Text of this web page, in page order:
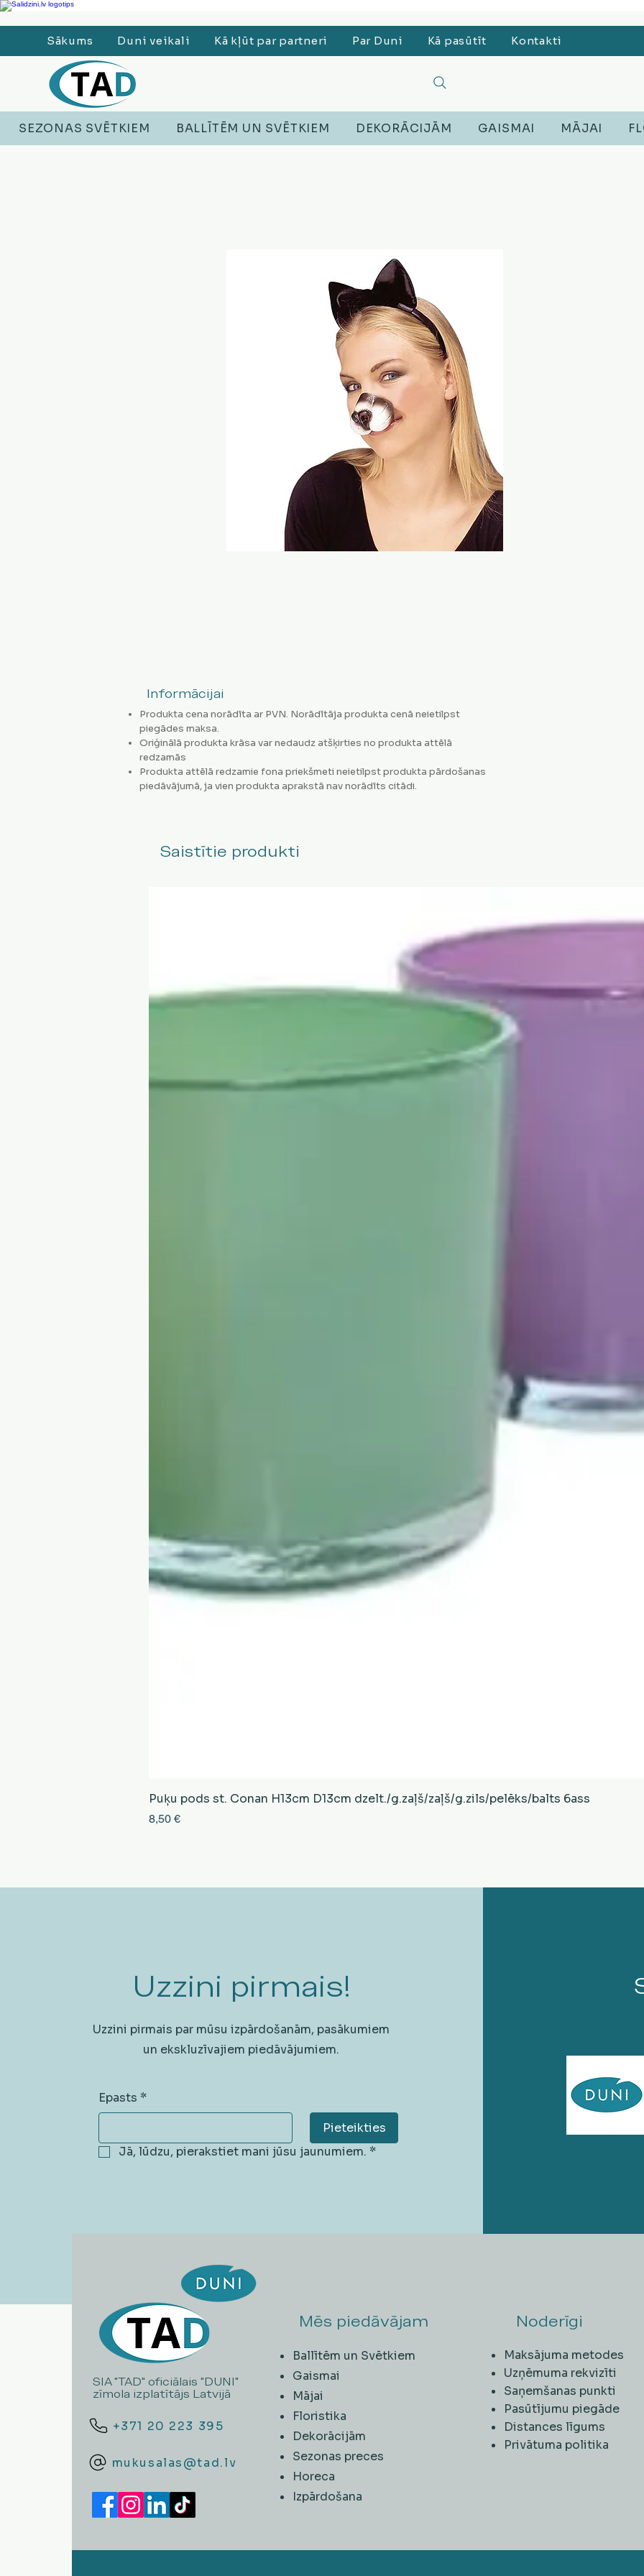
Ledusskapji, Sadzīves tehnika, Smaržas, Operatīvā atmiņa, Putekļu sūcēji, Lego, Austiņas
Sākums Duni veikali Kā kļūt par partneri Par Duni Kā pasūtīt Kontakti
SEZONAS SVĒTKIEM BALLĪTĒM UN SVĒTKIEM DEKORĀCIJĀM GAISMAI MĀJAI
Informācijai
Produkta cena norādīta ar PVN. Norādītāja produkta cenā neietilpst
piegādes maksa.
Oriģinālā produkta krāsa var nedaudz atšķirties no produkta attēlā
redzamās
Produkta attēlā redzamie fona priekšmeti neietilpst produkta pārdošanas
piedāvājumā, ja vien produkta aprakstā nav norādīts citādi.
Saistītie produkti
Ātrais skats
Puķu pods st. Conan H13cm D13cm dzelt./g.zaļš/zaļš/g.zils/pelēks/balts 6ass
Cena
8,50 €
Uzzini pirmais!
Uzzini pirmais par mūsu izpārdošanām, pasākumiem
un ekskluzīvajiem piedāvājumiem.
Epasts *
Pieteikties
Jā, lūdzu, pierakstiet mani jūsu jaunumiem. *
SIA "TAD" oficiālais "DUNI"
zīmola izplatītājs Latvijā
+371 20 223 395
mukusalas@tad.lv
Mēs piedāvājam
Ballītēm un Svētkiem
Gaismai
Mājai
Floristika
Dekorācijām
Sezonas preces
Horeca
​Izpārdošana
Noderīgi
Maksājuma metodes
Uzņēmuma rekvizīti
Saņemšanas punkti
Pasūtījumu piegāde
Distances līgums
Privātuma politika